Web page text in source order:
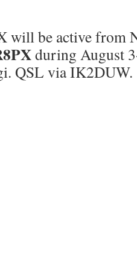
will be active from
during August
QSL via IK2DUW.